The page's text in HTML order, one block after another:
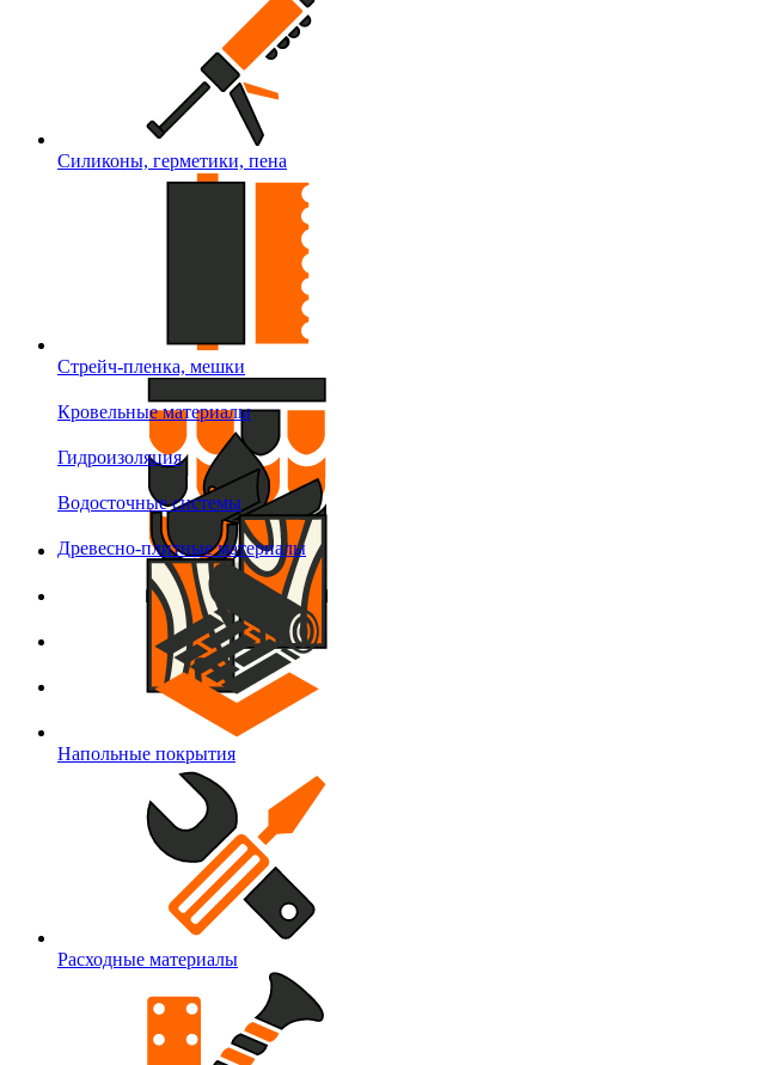
Силиконы, герметики, пена
Стрейч-пленка, мешки
Кровельные материалы
Гидроизоляция
Водосточные системы
Древесно-плитные материалы
Напольные покрытия
Расходные материалы